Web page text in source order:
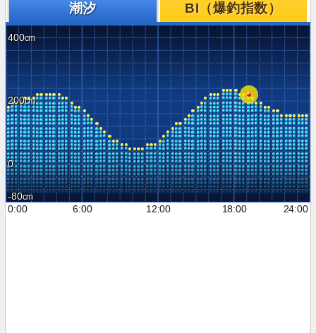
潮汐 BI（爆釣指数）
400
200
0
-80
0:00
6:00 12:00 18:00 24:00